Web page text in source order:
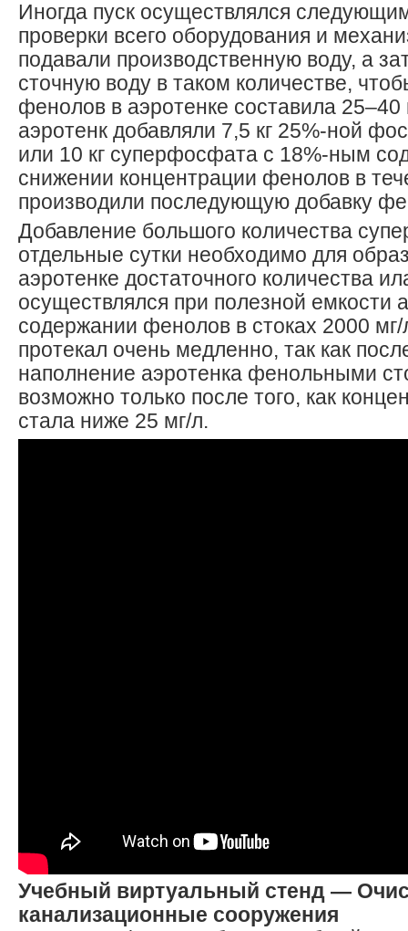
Иногда пуск осуществлялся
проверки всего оборудования и
подавали производственную воду, а
сточную воду в таком количестве,
фенолов в аэротенке составила 25–40
аэротенк добавляли 7,5 кг 25%-ной
или 10 кг суперфосфата с 18%-ным
снижении концентрации фенолов в
производили последующую добавку
Добавление большого количества
отдельные сутки необходимо для
аэротенке достаточного количества
осуществлялся при полезной емкости
содержании фенолов в стоках 2000 мг/
протекал очень медленно, так как
наполнение аэротенка фенольными
возможно только после того, как
стала ниже 25 мг/л.
Учебный виртуальный стенд —
канализационные сооружения